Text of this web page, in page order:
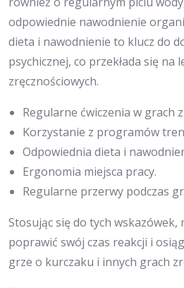
odpowiednie nawodnienie
dieta i nawodnienie to klucz do
psychicznej, co przekłada się na
zręcznościowych.
Regularne ćwiczenia w grach
Korzystanie z programów
Odpowiednia dieta i
Ergonomia miejsca pracy.
Regularne przerwy podczas
Stosując się do tych wskazówek,
poprawić swój czas reakcji i
grze o kurczaku i innych grach